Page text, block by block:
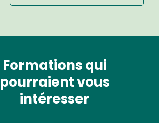
Formations qui
pourraient vous
intéresser